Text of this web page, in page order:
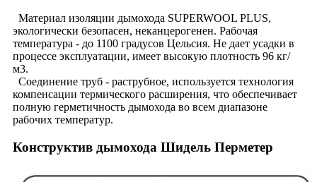
Материал изоляции дымохода SUPERWOOL PLUS,
экологически безопасен, неканцерогенен. Рабочая
температура - до 1100 градусов Цельсия. Не дает усадки в
процессе эксплуатации, имеет высокую плотность 96 кг/
м3.
Соединение труб - раструбное, используется технология
компенсации термического расширения, что обеспечивает
полную герметичность дымохода во всем диапазоне
рабочих температур.
Конструктив дымохода Шидель Перметер